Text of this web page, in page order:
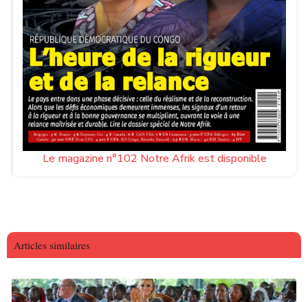
Le magazine n°102 Notre Afrik est disponible
Articles similaires